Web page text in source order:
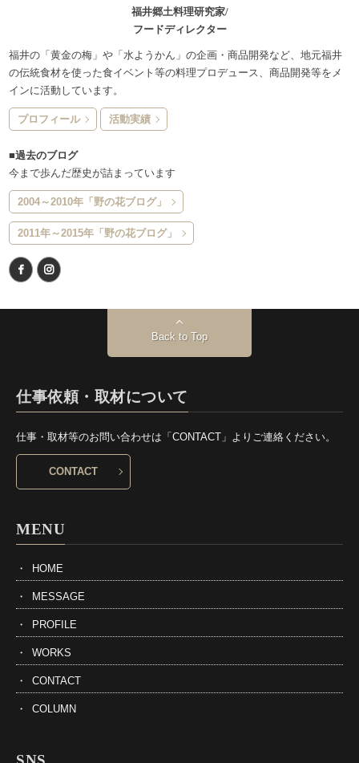
福井郷土料理研究家/
フードディレクター
福井の「黄金の梅」や「水ようかん」の企画・商品開発など、地元福井
の伝統食材を使った食イベント等の料理プロデュース、商品開発等をメ
インに活動しています。
プロフィール 活動実績
■過去のブログ
今まで歩んだ歴史が詰まっています
2004～2010年「野の花ブログ」
2011年～2015年「野の花ブログ」
Back to Top
仕事依頼・取材について
仕事・取材等のお問い合わせは「CONTACT」よりご連絡ください。
CONTACT
MENU
HOME
MESSAGE
PROFILE
WORKS
CONTACT
COLUMN